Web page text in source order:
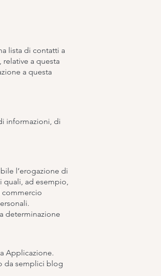
lista di contatti a
a questa
a questa
informazioni, di
l’erogazione di
quali, ad esempio,
commercio
determinazione
Applicazione.
da semplici blog